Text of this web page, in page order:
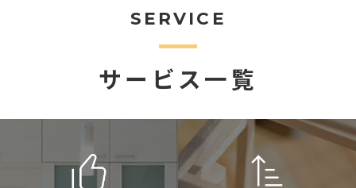
SERVICE
サービス一覧